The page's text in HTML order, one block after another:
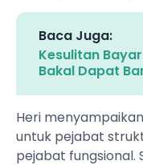
Baca Juga:
Kesulitan
Bakal Dapat
Heri
untuk pejabat
pejabat fungsional.